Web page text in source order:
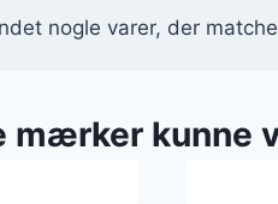
nogle varer, der
mærker kunne